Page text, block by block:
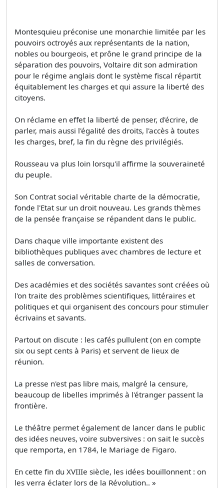
Montesquieu préconise une monarchie limitée par les
pouvoirs octroyés aux représentants de la nation,
nobles ou bourgeois, et prône le grand principe de la
séparation des pouvoirs, Voltaire dit son admiration
pour le régime anglais dont le système fiscal répartit
équitablement les charges et qui assure la liberté des
citoyens.
On réclame en effet la liberté de penser, d'écrire, de
parler, mais aussi l'égalité des droits, l'accès à toutes
les charges, bref, la fin du règne des privilégiés.
Rousseau va plus loin lorsqu'il affirme la souveraineté
du peuple.
Son Contrat social véritable charte de la démocratie,
fonde l'Etat sur un droit nouveau. Les grands thèmes
de la pensée française se répandent dans le public.
Dans chaque ville importante existent des
bibliothèques publiques avec chambres de lecture et
salles de conversation.
Des académies et des sociétés savantes sont créées où
l'on traite des problèmes scientifiques, littéraires et
politiques et qui organisent des concours pour stimuler
écrivains et savants.
Partout on discute : les cafés pullulent (on en compte
six ou sept cents à Paris) et servent de lieux de
réunion.
La presse n'est pas libre mais, malgré la censure,
beaucoup de libelles imprimés à l'étranger passent la
frontière.
Le théâtre permet également de lancer dans le public
des idées neuves, voire subversives : on sait le succès
que remporta, en 1784, le Mariage de Figaro.
En cette fin du XVIIIe siècle, les idées bouillonnent : on
les verra éclater lors de la Révolution.. »